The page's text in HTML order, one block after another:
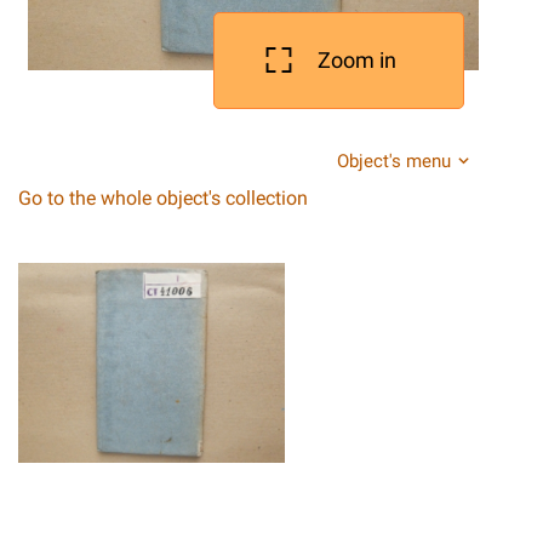
Zoom in
Object's menu
Go to the whole object's collection